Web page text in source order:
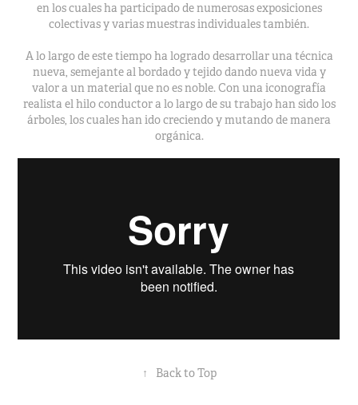
en los cuales ha participado de numerosas exposiciones
colectivas y varias muestras individuales también.
A lo largo de este tiempo ha logrado desarrollar una técnica
nueva, semejante al bordado y tejido dando nueva vida y
valor a un material que no es noble. Con una iconografía
realista el hilo conductor a lo largo de su trabajo han sido los
árboles, los cuales han ido creciendo y mutando de manera
orgánica.
↑ Back to Top